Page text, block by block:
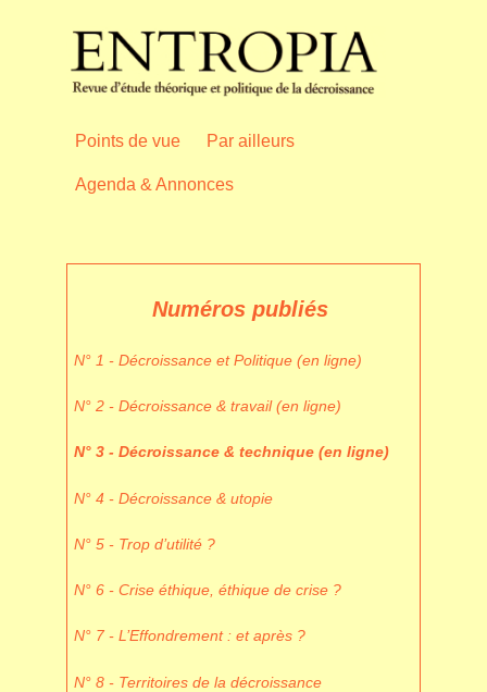
Points de vue Par ailleurs
Agenda & Annonces
Numéros publiés
N° 1 - Décroissance et Politique (en ligne)
N° 2 - Décroissance & travail (en ligne)
N° 3 - Décroissance & technique (en ligne)
N° 4 - Décroissance & utopie
N° 5 - Trop d’utilité ?
N° 6 - Crise éthique, éthique de crise ?
N° 7 - L’Effondrement : et après ?
N° 8 - Territoires de la décroissance